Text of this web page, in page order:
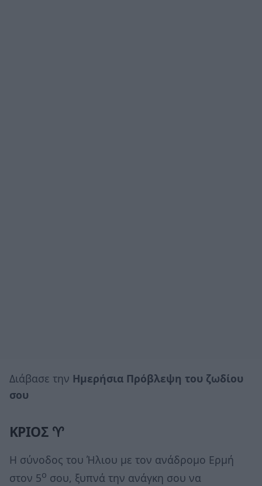
Διάβασε την Ημερήσια Πρόβλεψη του ζωδίου
σου
ΚΡΙΟΣ ♈
Η σύνοδος του Ήλιου με τον ανάδρομο Ερμή
στον 5ο σου, ξυπνά την ανάγκη σου να